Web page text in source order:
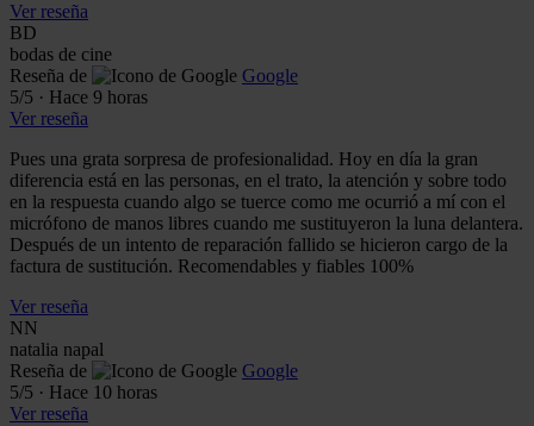
Ver reseña
BD
bodas de cine
Reseña de
Google
5/5 · Hace 9 horas
Ver reseña
Pues una grata sorpresa de profesionalidad. Hoy en día la gran
diferencia está en las personas, en el trato, la atención y sobre todo
en la respuesta cuando algo se tuerce como me ocurrió a mí con el
micrófono de manos libres cuando me sustituyeron la luna delantera.
Después de un intento de reparación fallido se hicieron cargo de la
factura de sustitución. Recomendables y fiables 100%
Ver reseña
NN
natalia napal
Reseña de
Google
5/5 · Hace 10 horas
Ver reseña